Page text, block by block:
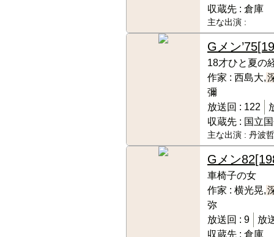
収蔵先 : 倉庫
主な出演 :
Gメン’75
18才ひと夏の
作家 : 西島大,
彌
放送回 : 122
収蔵先 : 国立
主な出演 : 丹波
Gメン82
車椅子の女
作家 : 横光晃,
弥
放送回 : 9
放
収蔵先 : 倉庫